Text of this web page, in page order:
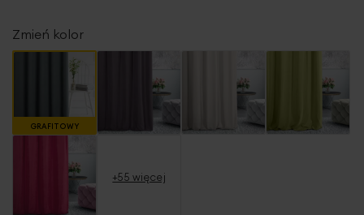
Zmień kolor
GRAFITOWY
+55 więcej